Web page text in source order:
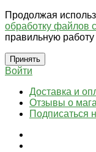
Продолжая
обработку файлов
правильную работу
Принять
Войти
Доставка и
Отзывы о
Подписаться